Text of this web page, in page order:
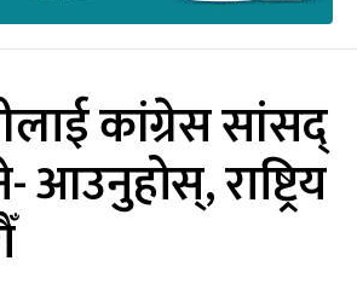
कांग्रेस सांसद्
राष्ट्रिय